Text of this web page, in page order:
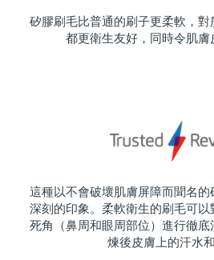
矽膠刷毛比普通的刷子更柔軟，
都更衛生友好，同時令肌膚
這種以不會破壞肌膚屏障而聞名
深刻的印象。柔軟衛生的刷毛可
死角（鼻周和眼周部位）進行徹
煉後皮膚上的汗水和